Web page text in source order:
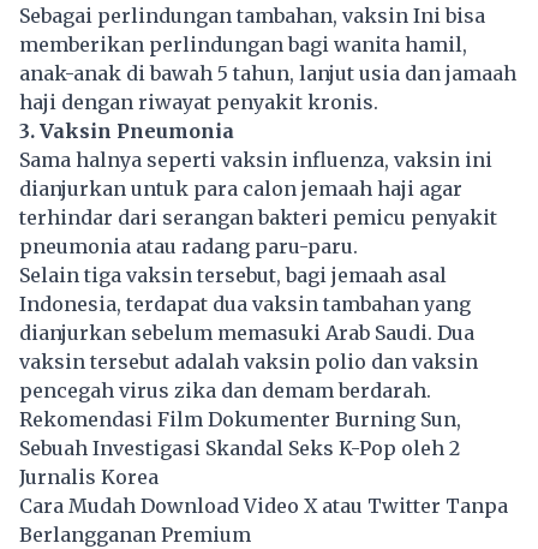
Sebagai perlindungan tambahan, vaksin Ini bisa
memberikan perlindungan bagi wanita hamil,
anak-anak di bawah 5 tahun, lanjut usia dan jamaah
haji dengan riwayat penyakit kronis.
3. Vaksin Pneumonia
Sama halnya seperti vaksin influenza, vaksin ini
dianjurkan untuk para calon jemaah haji agar
terhindar dari serangan bakteri pemicu penyakit
pneumonia atau radang paru-paru.
Selain tiga vaksin tersebut, bagi jemaah asal
Indonesia, terdapat dua vaksin tambahan yang
dianjurkan sebelum memasuki Arab Saudi. Dua
vaksin tersebut adalah vaksin polio dan vaksin
pencegah virus zika dan demam berdarah.
Rekomendasi Film Dokumenter Burning Sun,
Sebuah Investigasi Skandal Seks K-Pop oleh 2
Jurnalis Korea
Cara Mudah Download Video X atau Twitter Tanpa
Berlangganan Premium